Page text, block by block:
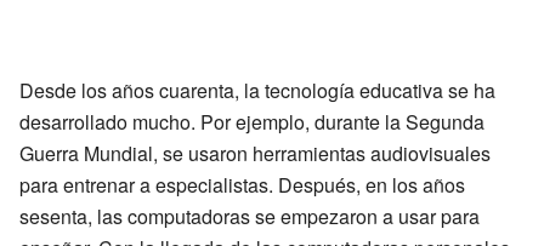
Desde los años cuarenta, la tecnología educativa se ha
desarrollado mucho. Por ejemplo, durante la Segunda
Guerra Mundial, se usaron herramientas audiovisuales
para entrenar a especialistas. Después, en los años
sesenta, las computadoras se empezaron a usar para